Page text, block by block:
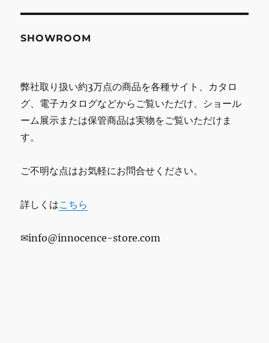
SHOWROOM
弊社取り扱い約3万点の商品を各種サイト、カタロ
グ、電子カタログなどからご覧いただけ、ショール
ーム展示または保管商品は実物をご覧いただけま
す。
ご不明な点はお気軽にお問合せください。
詳しくはこちら
✉info@innocence-store.com